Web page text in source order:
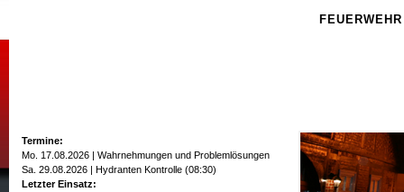
FEUERWEHR
Termine:
Mo. 17.08.2026 | Wahrnehmungen und Problemlösungen
Sa. 29.08.2026 | Hydranten Kontrolle (08:30)
Letzter Einsatz: